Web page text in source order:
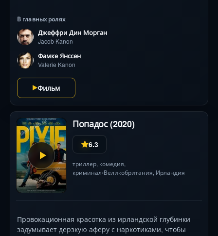
Янссен) и шведской журналисткой (Каш Джамбо)
герой пускается в гонку по европейским столицам,
где каждое новое убийство превращается в
перформанс. Преследование ведёт от лондонских
трущоб до стокгольмских музеев, а ключи скрыты в
расшифровать леденящий арт-код, пока жертв не
стало больше?
В главных ролях
Джеффри Дин Морган
Jacob Kanon
Фамке Янссен
Valerie Kanon
Фильм
Попадос (2020)
6.3
триллер, комедия,
криминал•Великобритания, Ирландия
Провокационная красотка из ирландской глубинки
задумывает дерзкую аферу с наркотиками, чтобы